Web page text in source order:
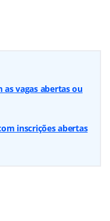
as vagas abertas ou
inscrições abertas